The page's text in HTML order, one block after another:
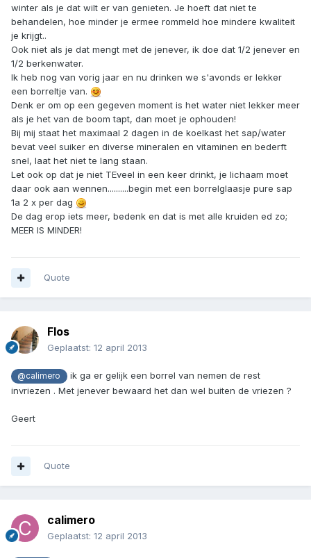
winter als je dat wilt er van genieten. Je hoeft dat niet te
behandelen, hoe minder je ermee rommeld hoe mindere kwaliteit
je krijgt..
Ook niet als je dat mengt met de jenever, ik doe dat 1/2 jenever en
1/2 berkenwater.
Ik heb nog van vorig jaar en nu drinken we s'avonds er lekker
een borreltje van.
Denk er om op een gegeven moment is het water niet lekker meer
als je het van de boom tapt, dan moet je ophouden!
Bij mij staat het maximaal 2 dagen in de koelkast het sap/water
bevat veel suiker en diverse mineralen en vitaminen en bederft
snel, laat het niet te lang staan.
Let ook op dat je niet TEveel in een keer drinkt, je lichaam moet
daar ook aan wennen..........begin met een borrelglaasje pure sap
1a 2 x per dag
De dag erop iets meer, bedenk en dat is met alle kruiden ed zo;
MEER IS MINDER!
Quote
Flos
Geplaatst: 12 april 2013
@calimero
ik ga er gelijk een borrel van nemen de rest
invriezen . Met jenever bewaard het dan wel buiten de vriezen ?
Geert
Quote
calimero
Geplaatst: 12 april 2013